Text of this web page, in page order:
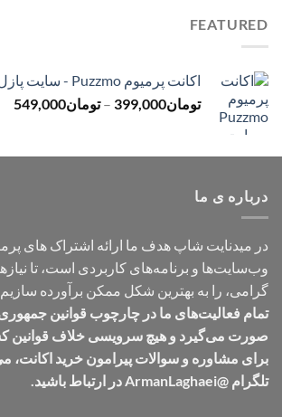
FEATURED
اکانت پرمیوم Puzzmo - سایت پازل و بازی های فکری
تومان399,000
– تومان549,000
تا
درباره ی ما
در میدنایت شاپ هدف ما ارائه اشتراک های
وب‌سایت‌ها و برنامه‌های کاربردی است، تا
گرامی، را به بهترین شکل ممکن برآورده
تمام فعالیت‌های ما در چارچوب قوانین
صورت می‌گیرد و هیچ سرویسی خلاف قوانین
برای مشاوره و سوالات پیرامون خرید اکانت،
تلگرام @ArmanLaghaei در ارتباط باشید.